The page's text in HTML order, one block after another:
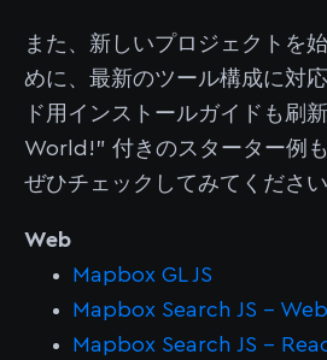
また、新しいプロジェクトを
めに、最新のツール構成に対
ド用インストールガイドも刷
World!" 付きのスターター例も
ぜひチェックしてみてください
Web
Mapbox GL JS
Mapbox Search JS - Web
Mapbox Search JS -